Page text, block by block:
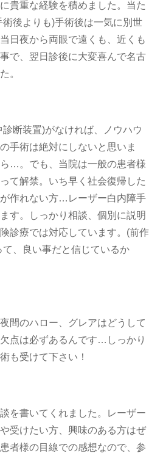
貴重な経験を積めました。当た
術後よりも)手術後は一気に別世
日夜から両眼で遠くも、近くも
で、翌日診後に大変喜んで名古
。
断装置)がなければ、ノウハウ
手術は絶対にしないと思いま
…。でも、当院は一般の患者様
て解禁。いち早く社会復帰した
作れない方…レーザー白内障手
す。しっかり相談、個別に説明
診療では対応しています。(前作
、良い事だと信じているか
間のハロー、グレアはどうして
点は必ずあるんです…しっかり
も受けて下さい！
を書いてくれました。レーザー
受けたい方、興味のある方はぜ
者様の目線での感想なので、参